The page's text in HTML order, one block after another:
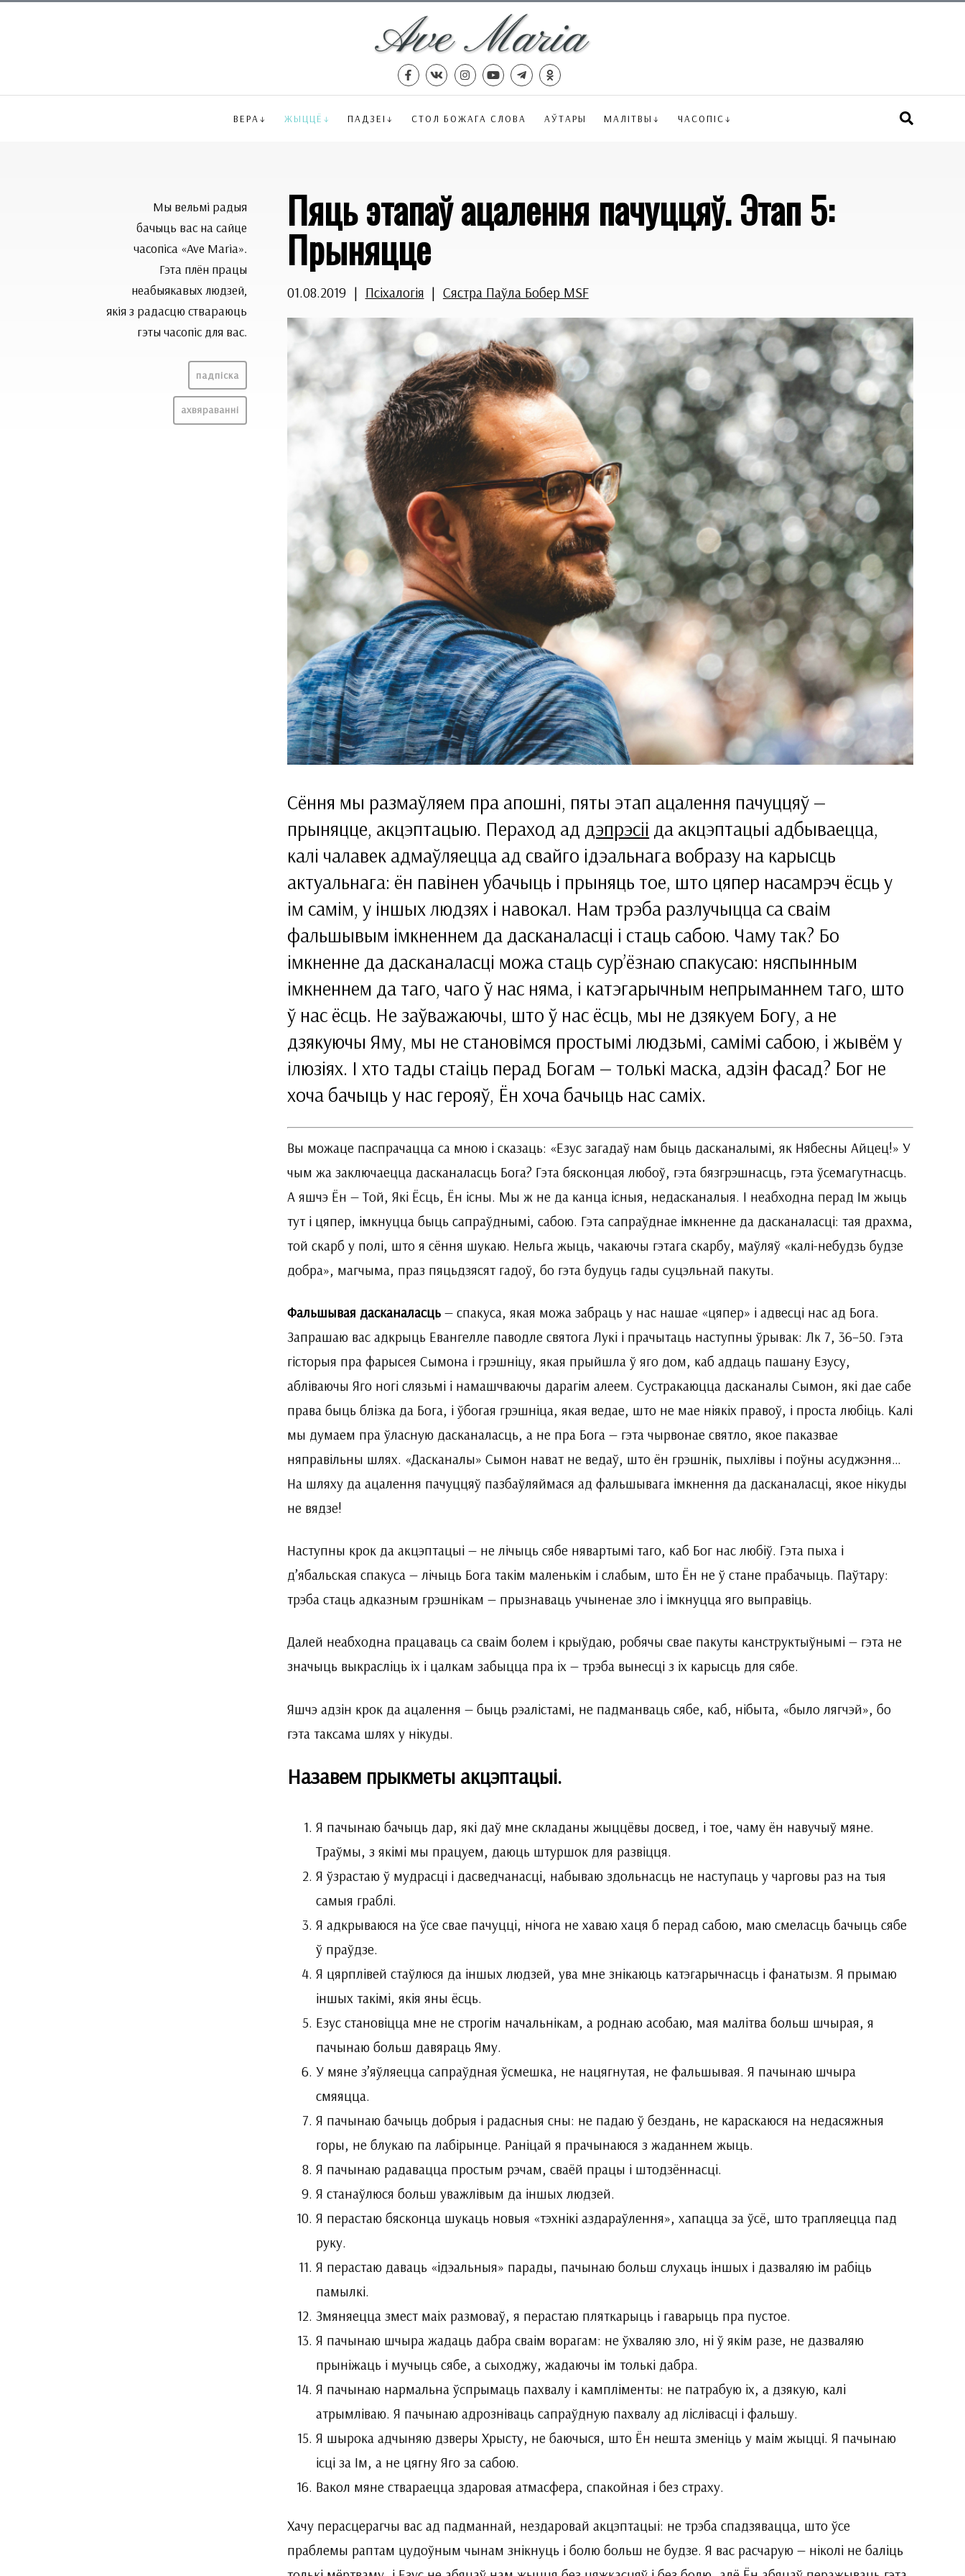
ВЕРА ЖЫЦЦЁ ПАДЗЕІ СТОЛ БОЖАГА СЛОВА АЎТАРЫ МАЛІТВЫ ЧАСОПІС
Пяць этапаў ацалення пачуццяў. Этап 5:
Прыняцце
01.08.2019 | Псіхалогія | Сястра Паўла Бобер MSF
Сёння мы размаўляем пра апошні, пяты этап ацалення пачуццяў —
прыняцце, акцэп­тацыю. Пераход ад дэпрэсіі да акцэптацыі адбываецца,
калі чалавек адмаўляецца ад свайго ідэальнага вобразу на карысць
актуальнага: ён павінен убачыць і прыняць тое, што цяпер насамрэч ёсць у
ім самім, у іншых людзях і навокал. Нам трэба разлучыцца са сваім
фальшывым імкненнем да дасканаласці і стаць сабою. Чаму так? Бо
імкненне да дасканаласці можа стаць сур’ёзнаю спакусаю: няспынным
імкненнем да таго, чаго ў нас няма, і катэгарычным непрыманнем таго, што
ў нас ёсць. Не заўважаючы, што ў нас ёсць, мы не дзякуем Богу, а не
дзякуючы Яму, мы не становімся простымі людзьмі, самімі сабою, і жывём у
ілюзіях. І хто тады стаіць перад Богам — толькі маска, адзін фасад? Бог не
хоча бачыць у нас герояў, Ён хоча бачыць нас саміх.
Вы можаце паспрачацца са мною і сказаць: «Езус загадаў нам быць дасканалымі, як Нябесны Айцец!» У
чым жа заключаецца дасканаласць Бога? Гэта бясконцая любоў, гэта бязгрэшнасць, гэта ўсемагутнасць.
А яшчэ Ён — Той, Які Ёсць, Ён існы. Мы ж не да канца існыя, недасканалыя. І неабходна перад Ім жыць
тут і цяпер, імкнуцца быць сапраўднымі, сабою. Гэта сапраўднае імкненне да дасканаласці: тая драхма,
той скарб у полі, што я сёння шукаю. Нельга жыць, чакаючы гэтага скарбу, маўляў «калі-небудзь будзе
добра», магчыма, праз пяцьдзясят гадоў, бо гэта будуць гады суцэльнай пакуты.
Фальшывая дасканаласць — спакуса, якая можа забраць у нас нашае «цяпер» і адвесці нас ад Бога.
Запрашаю вас адкрыць Евангелле паводле святога Лукі і прачытаць наступны ўрывак: Лк 7, 36–50. Гэта
гісторыя пра фарысея Сымона і грэшніцу, якая прыйшла ў яго дом, каб аддаць пашану Езусу,
абліваючы Яго ногі слязьмі і намашчваючы дарагім алеем. Сустракаюцца дасканалы Сымон, які дае сабе
права быць блізка да Бога, і ўбогая грэшніца, якая ведае, што не мае ніякіх правоў, і проста любіць. Калі
мы думаем пра ўласную дасканаласць, а не пра Бога — гэта чырвонае святло, якое паказвае
няправільны шлях. «Дасканалы» Сымон нават не ведаў, што ён грэшнік, пыхлівы і поўны асуджэння…
На шляху да ацалення пачуццяў пазбаўляймася ад фальшывага імкнення да дасканаласці, якое нікуды
не вядзе!
Наступны крок да акцэптацыі — не лічыць сябе нявартымі таго, каб Бог нас любіў. Гэта пыха і
д’ябальская спакуса — лічыць Бога такім маленькім і слабым, што Ён не ў стане прабачыць. Паўтару:
трэба стаць адказным грэшнікам — прызнаваць учыненае зло і імкнуцца яго выправіць.
Далей неабходна працаваць са сваім болем і крыўдаю, робячы свае пакуты канструктыўнымі — гэта не
значыць выкрасліць іх і цалкам забыцца пра іх — трэба вынесці з іх карысць для сябе.
Яшчэ адзін крок да ацалення — быць рэалістамі, не падманваць сябе, каб, нібыта, «было лягчэй», бо
гэта таксама шлях у нікуды.
Назавем прыкметы акцэптацыі.
Я пачынаю бачыць дар, які даў мне складаны жыццёвы досвед, і тое, чаму ён навучыў мяне.
Траўмы, з якімі мы працуем, даюць штуршок для развіцця.
Я ўзрастаю ў мудрасці і дасведчанасці, набываю здоль­насць не наступаць у чарговы раз на тыя
самыя граблі.
Я адкрываюся на ўсе свае пачуцці, нічога не хаваю хаця б перад сабою, маю смеласць бачыць сябе
ў праўдзе.
Я цярплівей стаўлюся да іншых людзей, ува мне знікаюць катэгарычнасць і фанатызм. Я прымаю
іншых такімі, якія яны ёсць.
Езус становіцца мне не строгім начальнікам, а роднаю асобаю, мая малітва больш шчырая, я
пачынаю больш давяраць Яму.
У мяне з’яўляецца сапраўдная ўсмешка, не нацягнутая, не фальшывая. Я пачынаю шчыра
смяяцца.
Я пачынаю бачыць добрыя і радасныя сны: не падаю ў бездань, не караскаюся на недасяжныя
горы, не блукаю па лабірынце. Раніцай я прачынаюся з жаданнем жыць.
Я пачынаю радавацца простым рэчам, сваёй працы і што­дзённасці.
Я станаўлюся больш уважлівым да іншых людзей.
Я перастаю бясконца шу­каць новыя «тэхнікі аздараўлення», хапацца за ўсё, што трапляецца пад
руку.
Я перастаю даваць «ідэальныя» парады, пачынаю больш слухаць іншых і дазваляю ім рабіць
памылкі.
Змяняецца змест маіх размоваў, я перастаю пляткарыць і гаварыць пра пустое.
Я пачынаю шчыра жадаць дабра сваім ворагам: не ўхваляю зло, ні ў якім разе, не дазваляю
прыніжаць і мучыць сябе, а сыходжу, жадаючы ім толькі дабра.
Я пачынаю нармальна ўспрымаць пахвалу і кампліменты: не патрабую іх, а дзякую, калі
атрымліваю. Я пачынаю адрозніваць сапраўдную пахвалу ад ліслівасці і фальшу.
Я шырока адчыняю дзверы Хрысту, не баючыся, што Ён нешта зменіць у маім жыцці. Я пачынаю
ісці за Ім, а не цягну Яго за сабою.
Вакол мяне ствараецца здаровая атмасфера, спакойная і без страху.
Хачу перасцерагчы вас ад падманнай, нездаровай акцэптацыі: не трэба спадзявацца, што ўсе
праблемы раптам цудоўным чынам знікнуць і болю больш не будзе. Я вас расчарую — ніколі не баліць
Мы вельмі радыя
бачыць вас на сайце
часопіса «Ave Maria».
Гэта плён працы
неабыякавых людзей,
якія з радасцю ствараюць
гэты часопіс для вас.
падпіска
ахвяраванні